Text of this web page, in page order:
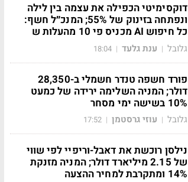
דוקסימיטי הכפילה את עצמה בין לילה
ונפתחה בזינוק של 55%; המנכ״ל חשף:
כל חיפוש AI מכניס פי 10 מהעלות ש
גלובל | ענת גלעד |
18:04
פורד חשפה טנדר חשמלי ב-28,350
דולר; המניה השלימה ירידה של כמעט
10% בשישה ימי מסחר
גלובל | עוזי גרסטמן |
17:52
נילסן רוכשת את דאבל-וריפיי לפי שווי
של 2.15 מיליארד דולר; המניה מזנקת
14% ומתקרבת למחיר ההצעה